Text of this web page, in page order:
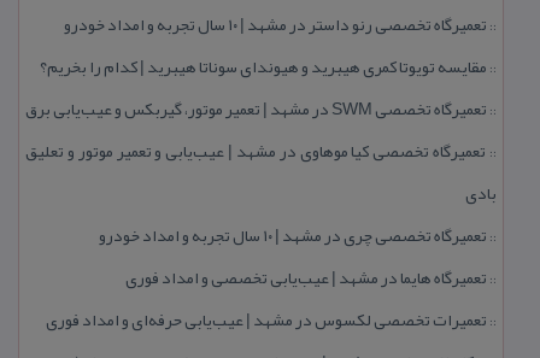
:: تعمیرگاه تخصصی رنو داستر در مشهد | ۱۰ سال تجربه و امداد خودرو
:: مقایسه تویوتا كمری هیبرید و هیوندای سوناتا هیبرید | كدام را بخریم؟
:: تعمیرگاه تخصصی SWM در مشهد | تعمیر موتور، گیربكس و عیب‌یابی برق
:: تعمیرگاه تخصصی كیا موهاوی در مشهد | عیب‌یابی و تعمیر موتور و تعلیق
بادی
:: تعمیرگاه تخصصی چری در مشهد | ۱۰ سال تجربه و امداد خودرو
:: تعمیرگاه هایما در مشهد | عیب‌یابی تخصصی و امداد فوری
:: تعمیرات تخصصی لكسوس در مشهد | عیب‌یابی حرفه‌ای و امداد فوری